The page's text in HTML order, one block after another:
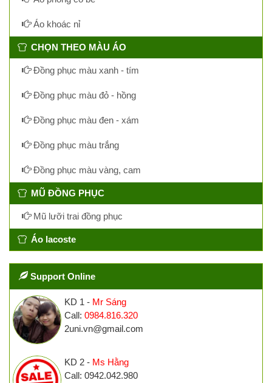
Áo khoác nỉ
CHỌN THEO MÀU ÁO
Đồng phục màu xanh - tím
Đồng phục màu đỏ - hồng
Đồng phục màu đen - xám
Đồng phục màu trắng
Đồng phục màu vàng, cam
MŨ ĐỒNG PHỤC
Mũ lưỡi trai đồng phục
Áo lacoste
Support Online
KD 1 - Mr Sáng
Call: 0984.816.320
2uni.vn@gmail.com
KD 2 - Ms Hằng
Call: 0942.042.980